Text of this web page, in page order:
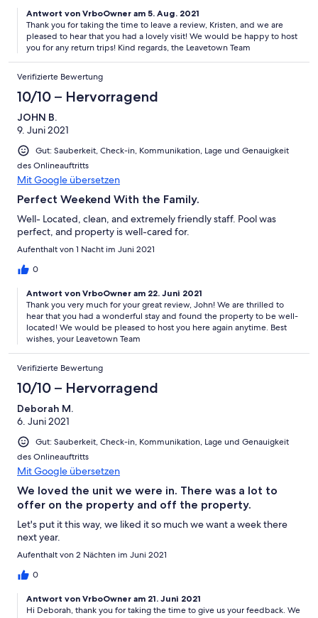
Antwort von VrboOwner am 5. Aug. 2021
Thank you for taking the time to leave a review, Kristen, and we are
pleased to hear that you had a lovely visit! We would be happy to host
you for any return trips! Kind regards, the Leavetown Team
Verifizierte Bewertung
10/10 – Hervorragend
JOHN B.
9. Juni 2021
Gut: Sauberkeit, Check-in, Kommunikation, Lage und Genauigkeit
des Onlineauftritts
Mit Google übersetzen
Perfect Weekend With the Family.
Well- Located, clean, and extremely friendly staff. Pool was
perfect, and property is well-cared for.
Aufenthalt von 1 Nacht im Juni 2021
0
Antwort von VrboOwner am 22. Juni 2021
Thank you very much for your great review, John! We are thrilled to
hear that you had a wonderful stay and found the property to be well-
located! We would be pleased to host you here again anytime. Best
wishes, your Leavetown Team
Verifizierte Bewertung
10/10 – Hervorragend
Deborah M.
6. Juni 2021
Gut: Sauberkeit, Check-in, Kommunikation, Lage und Genauigkeit
des Onlineauftritts
Mit Google übersetzen
We loved the unit we were in. There was a lot to
offer on the property and off the property.
Let's put it this way, we liked it so much we want a week there
next year.
Aufenthalt von 2 Nächten im Juni 2021
0
Antwort von VrboOwner am 21. Juni 2021
Hi Deborah, thank you for taking the time to give us your feedback. We